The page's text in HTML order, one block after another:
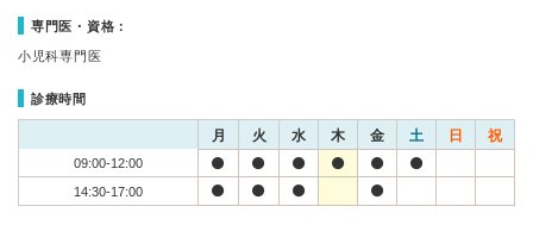
専門医・資格：
小児科専門医
診療時間
月 火 水 木 金 土 日 祝
09:00-12:00
14:30-17:00